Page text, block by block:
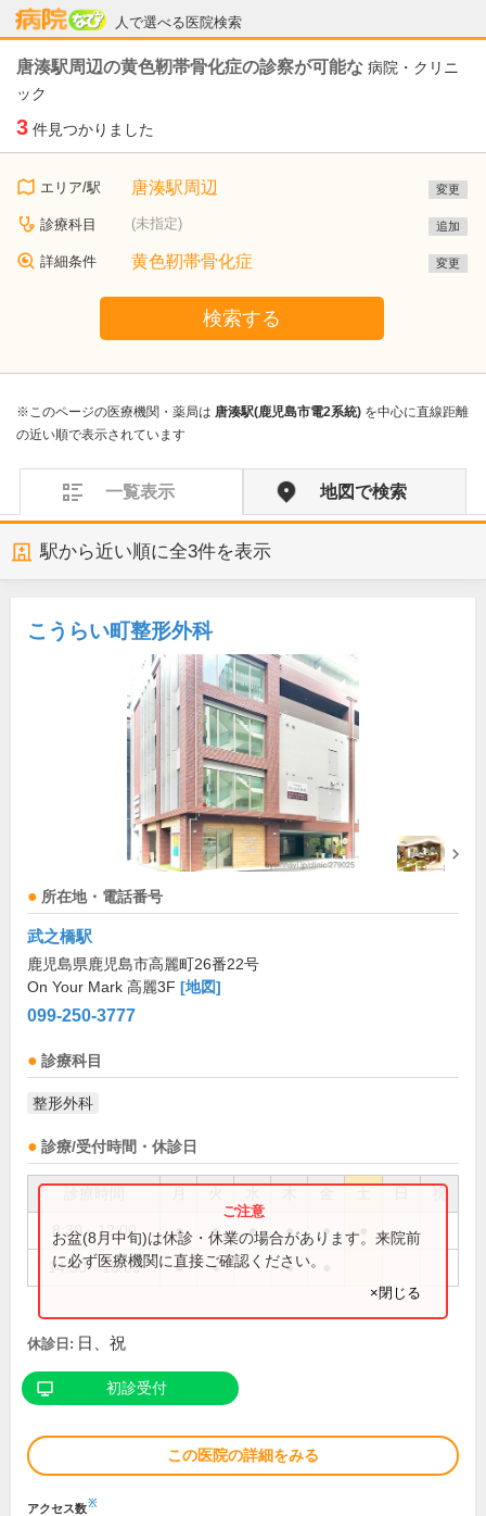
人で選べる医院検索
病院なび
唐湊駅周辺の黄色靭帯骨化症の診察が可能な 病院・クリニ
ック
3 件見つかりました
エリア/駅 唐湊駅周辺 変更
診療科目 (未指定) 追加
詳細条件 黄色靭帯骨化症 変更
検索する
※このページの医療機関・薬局は 唐湊駅(鹿児島市電2系統) を中心に直線距離
の近い順で表示されています
一覧表示 地図で検索
駅から近い順に全3件を表示
こうらい町整形外科
所在地・電話番号
武之橋駅
鹿児島県鹿児島市高麗町26番22号
On Your Mark 高麗3F [地図]
099-250-3777
診療科目
整形外科
診療/受付時間・休診日
祝
8:30～12:00 ● ● ● ● ●
14:30～18:00 ● ● ●
お盆(8月中旬)は休診・休業の場合があります。来院前
に必ず医療機関に直接ご確認ください。
×閉じる
休診日: 日、祝
初診受付
この医院の詳細をみる
アクセス数※